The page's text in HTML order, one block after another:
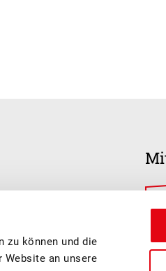
zu können und die
Website an unsere